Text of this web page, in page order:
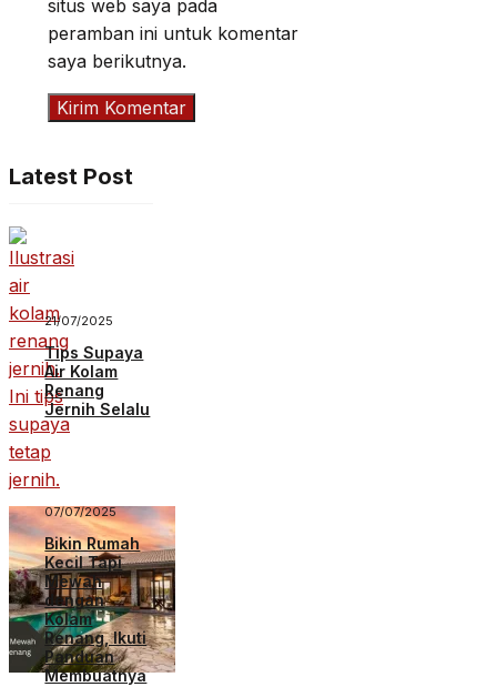
situs web saya pada
peramban ini untuk komentar
saya berikutnya.
Latest Post
21/07/2025
Tips Supaya
Air Kolam
Renang
Jernih Selalu
07/07/2025
Bikin Rumah
Kecil Tapi
Mewah
dengan
Kolam
Renang, Ikuti
Panduan
Membuatnya